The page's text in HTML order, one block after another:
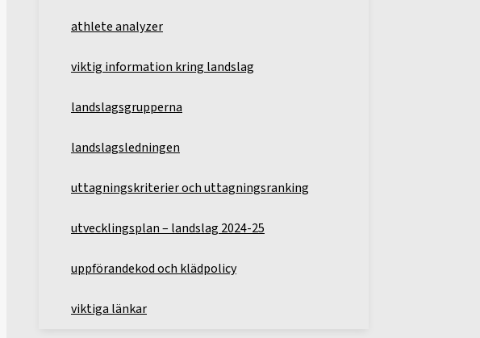
athlete analyzer
viktig information kring landslag
landslagsgrupperna
landslagsledningen
uttagningskriterier och uttagningsranking
utvecklingsplan – landslag 2024-25
uppförandekod och klädpolicy
viktiga länkar